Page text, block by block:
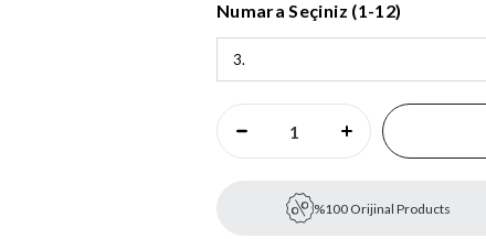
Numara Seçiniz (1-12)
%100 Orijinal Products